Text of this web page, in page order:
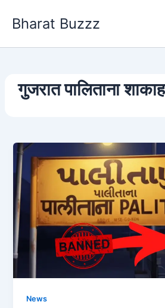
Bharat Buzzz
गुजरात पालिताना
News